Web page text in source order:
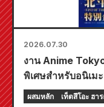
2026.07.30
งาน Anime
พิเศษสำหรับอนิเ
ผสมหลัก เท็ตสึโอะ ฮาร